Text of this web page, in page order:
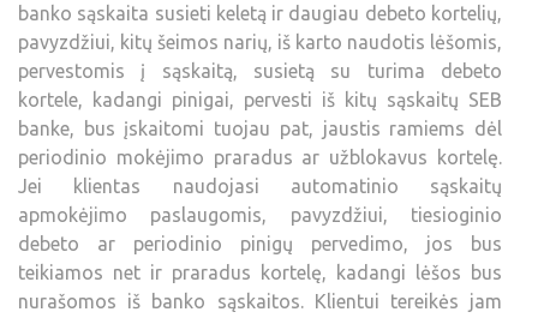
banko sąskaita susieti keletą ir daugiau debeto kortelių,
pavyzdžiui, kitų šeimos narių, iš karto naudotis lėšomis,
pervestomis į sąskaitą, susietą su turima debeto
kortele, kadangi pinigai, pervesti iš kitų sąskaitų SEB
banke, bus įskaitomi tuojau pat, jaustis ramiems dėl
periodinio mokėjimo praradus ar užblokavus kortelę.
Jei klientas naudojasi automatinio sąskaitų
apmokėjimo paslaugomis, pavyzdžiui, tiesioginio
debeto ar periodinio pinigų pervedimo, jos bus
teikiamos net ir praradus kortelę, kadangi lėšos bus
nurašomos iš banko sąskaitos. Klientui tereikės jam